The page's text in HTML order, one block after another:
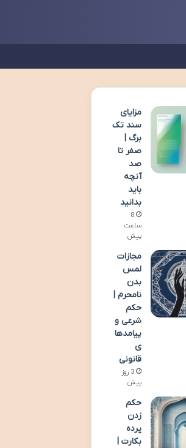
مزایای
سند تک
برگ |
صفر تا
صد
آنچه
باید
بدانید
8
ساعت
پیش
مجازات
لمس
بدن
نامحرم |
حکم
شرعی و
پیامدها
ی
قانونی
3 روز
پیش
حکم
زدن
پرده
بکارت |